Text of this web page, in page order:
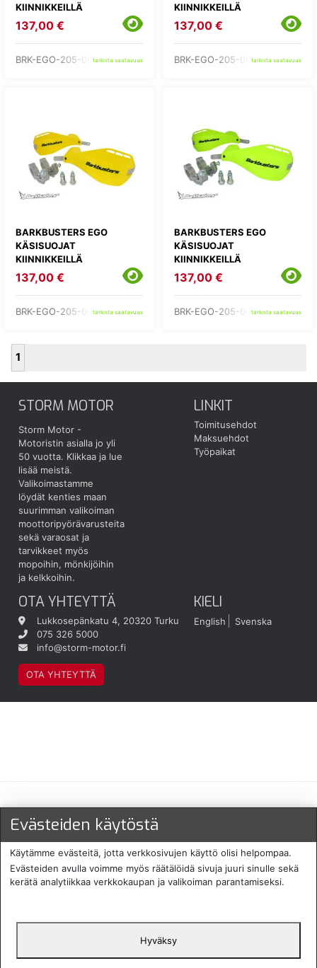
KIINNIKKEILLÄ
137,00 €
BRK-EGO-205-00-RDtarkista saatavuus
KIINNIKKEILLÄ
137,00 €
BRK-EGO-205-00-WHtarkista saatavuus
BARKBUSTERS EGO
KÄSISUOJAT
KIINNIKKEILLÄ
137,00 €
BRK-EGO-205-00-YEtarkista saatavuus
BARKBUSTERS EGO
KÄSISUOJAT
KIINNIKKEILLÄ
137,00 €
BRK-EGO-205-00-YHtarkista saatavuus
1
STORM MOTOR
Storm Motor -
Motoristin asialla jo yli
50 vuotta. Klikkaa ja lue
lisää meistä.
Valikoimastamme
löydät kenties maan
suurimman valikoiman
moottoripyörävarusteita
sekä varaosat ja
tarvikkeet myös
mopoihin, mönkijöihin
ja kelkkoihin.
LINKIT
Toimitusehdot
Maksuehdot
Työpaikat
OTA YHTEYTTÄ
Lukkosepänkatu 4, 20320 Turku
075 326 5000
info@storm-motor.fi
OTA YHTEYTTÄ
KIELI
English Svenska
Maksu- ja toimitustavat
Protecomp Copyright 2024. All rights
English
Evästeiden käytöstä
Käytämme evästeitä, jotta verkkosivujen käyttö olisi helpompaa.
Evästeiden avulla voimme myös räätälöidä sivuja juuri sinulle sekä
kerätä analytiikkaa verkkokaupan ja valikoiman parantamiseksi.
Hyväksy